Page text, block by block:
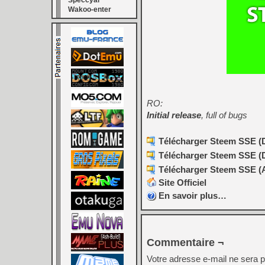
Wakoo-enter
RO:
Initial release, full of bugs
Télécharger Steem SSE
Télécharger Steem SSE
Télécharger Steem SSE
Site Officiel
En savoir plus…
Commentaire ¬
Votre adresse e-mail ne sera